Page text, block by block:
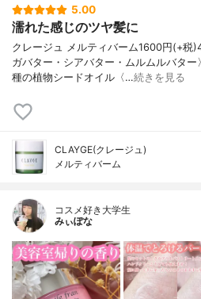
5.00
濡れた感じのツヤ髪に
クレージュ メルティバーム1600円(+税
ガバター・シアバター・ムルムルバタ
種の植物シードオイル〈…続きを見る
CLAYGE(クレージュ)
メルティバーム
コスメ好き大学生
みぃぽな